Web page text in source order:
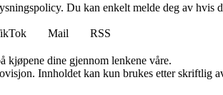
Du kan enkelt melde deg av hvis
Mail
RSS
kjøpene dine gjennom lenkene våre.
Innholdet kan kun brukes etter skriftlig